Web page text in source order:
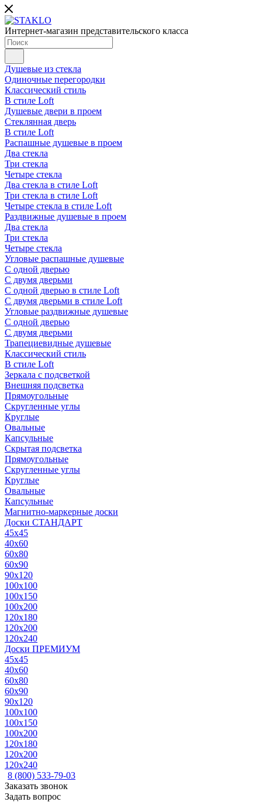
Интернет-магазин представительского класса
Душевые из стекла
Одиночные перегородки
Классический стиль
В стиле Loft
Душевые двери в проем
Стеклянная дверь
В стиле Loft
Распашные душевые в проем
Два стекла
Три стекла
Четыре стекла
Два стекла в стиле Loft
Три стекла в стиле Loft
Четыре стекла в стиле Loft
Раздвижные душевые в проем
Два стекла
Три стекла
Четыре стекла
Угловые распашные душевые
С одной дверью
С двумя дверьми
С одной дверью в стиле Loft
С двумя дверьми в стиле Loft
Угловые раздвижные душевые
С одной дверью
С двумя дверьми
Трапециевидные душевые
Классический стиль
В стиле Loft
Зеркала с подсветкой
Внешняя подсветка
Прямоугольные
Скругленные углы
Круглые
Овальные
Капсульные
Скрытая подсветка
Прямоугольные
Скругленные углы
Круглые
Овальные
Капсульные
Магнитно-маркерные доски
Доски СТАНДАРТ
45x45
40x60
60x80
60x90
90x120
100x100
100x150
100x200
120x180
120x200
120x240
Доски ПРЕМИУМ
45x45
40x60
60x80
60x90
90x120
100x100
100x150
100x200
120x180
120x200
120x240
8 (800) 533-79-03
Заказать звонок
Задать вопрос